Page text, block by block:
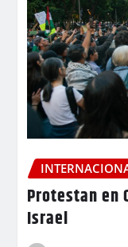
Protestan en
Israel